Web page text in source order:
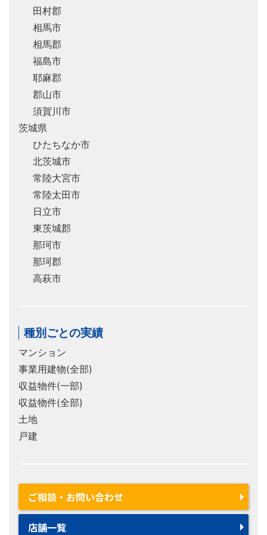
田村郡
相馬市
相馬郡
福島市
耶麻郡
郡山市
須賀川市
茨城県
ひたちなか市
北茨城市
常陸大宮市
常陸太田市
日立市
東茨城郡
那珂市
那珂郡
高萩市
種別ごとの実績
マンション
事業用建物(全部)
収益物件(一部)
収益物件(全部)
土地
戸建
ご相談・お問い合わせ
店舗一覧